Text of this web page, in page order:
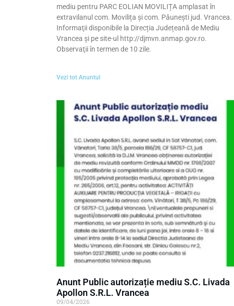
mediu pentru PARC EOLIAN MOVILIȚA amplasat în
extravilanul com. Movilița şi com. Păunești jud. Vrancea.
Informaţii disponibile la Direcția Județeană de Mediu
Vrancea şi pe site-ul http://djmvn.anmap.gov.ro.
Observaţii în termen de 10 zile.
Vezi tot Anuntul
Anunt Public autorizație mediu S.C. Livada
Apollon S.R.L. Vrancea
09/04/2026